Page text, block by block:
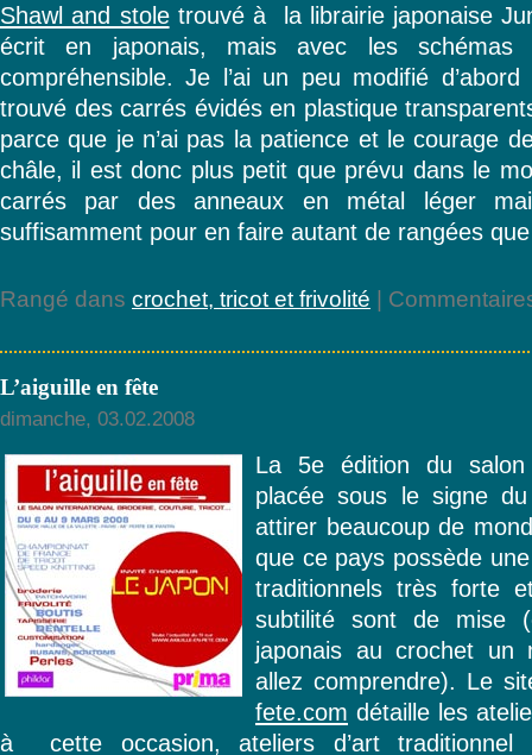
Shawl and stoletrouvé à la librairie japonaise
écrit en japonais, mais avec les schémas
compréhensible. Je l’ai un peu modifié
trouvé des carrés évidés en plastique
parce que je n’ai pas la patience et le courage
châle, il est donc plus petit que prévu dans le
carrés par des anneaux en métal léger
suffisamment pour en faire autant de rangées
Rangé dans crochet, tricot et frivolité |
L’aiguille en fête
dimanche, 03.02.2008
La 5e édition du
placée sous le signe
attirer beaucoup de
que ce pays possède
traditionnels très forte
subtilité sont de mise
japonais au crochet un
allez comprendre). Le
fete.com détaille les
à cette occasion, ateliers d’art traditionnel